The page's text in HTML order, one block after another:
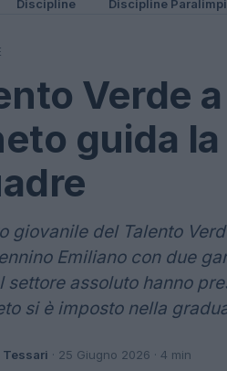
Discipline Discipline
Verde
guida
giovanile del Talento
Emiliano con due
settore assoluto hanno
si è imposto nella
Tessari · 25 Giugno 2026 · 4 min